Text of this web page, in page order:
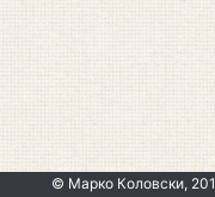
© Марко Коловски,